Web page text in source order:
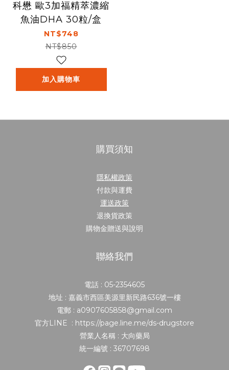
科懋 歐3加福精萃濃縮
魚油DHA 30粒/盒
NT$748
NT$850
加入購物車
購買須知
隱私權政策
付款與運費
運送政策
退換貨政策
購物金贈送與說明
聯絡我們
電話 : 05-2354605
地址 : 嘉義市西區美源里新民路636號一樓
電郵 : a0907605858@gmail.com
官方LINE : https://page.line.me/ds-drugstore
營業人名稱 : 大向藥局
統一編號 : 36707698